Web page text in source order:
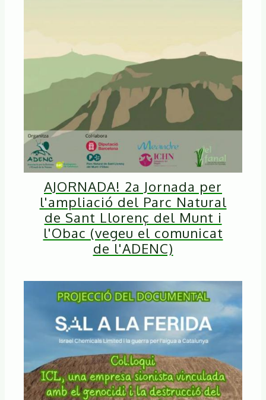
AJORNADA! 2a Jornada per
l'ampliació del Parc Natural
de Sant Llorenç del Munt i
l'Obac (vegeu el comunicat
de l'ADENC)